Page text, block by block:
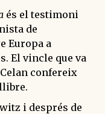
és el testimoni
de
Europa a
El vincle que va
confereix
i després de